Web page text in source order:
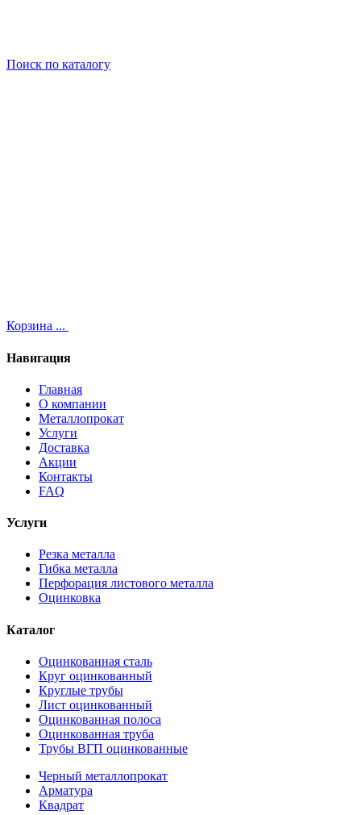
Поиск по каталогу
Корзина ...
Навигация
Главная
О компании
Металлопрокат
Услуги
Доставка
Акции
Контакты
FAQ
Услуги
Резка металла
Гибка металла
Перфорация листового металла
Оцинковка
Каталог
Оцинкованная сталь
Круг оцинкованный
Круглые трубы
Лист оцинкованный
Оцинкованная полоса
Оцинкованная труба
Трубы ВГП оцинкованные
Черный металлопрокат
Арматура
Квадрат